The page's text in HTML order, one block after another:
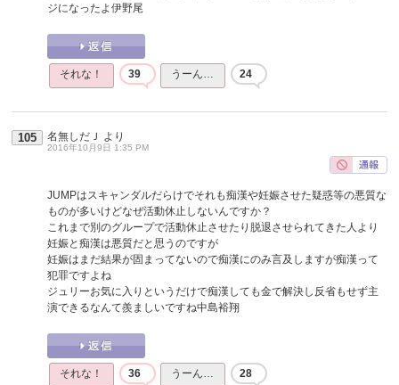
ジになったよ伊野尾
それな！ 39 うーん… 24
105 名無しだＪ より
2016年10月9日 1:35 PM
JUMPはスキャンダルだらけでそれも痴漢や妊娠させた疑惑等の悪質な
ものが多いけどなぜ活動休止しないんですか？
これまで別のグループで活動休止させたり脱退させられてきた人より
妊娠と痴漢は悪質だと思うのですが
妊娠はまだ結果が固まってないので痴漢にのみ言及しますが痴漢って
犯罪ですよね
ジュリーお気に入りというだけで痴漢しても金で解決し反省もせず主
演できるなんて羨ましいですね中島裕翔
それな！ 36 うーん… 28